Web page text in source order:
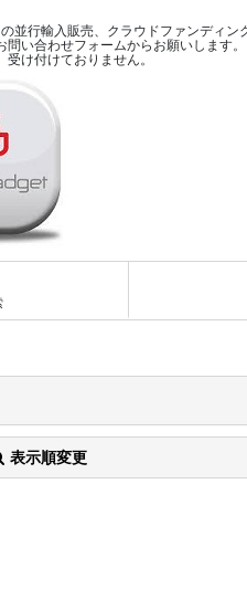
並行輸入販売、クラウドファンディン
い合わせフォームからお願いします。
け付けておりません。
表示順変更